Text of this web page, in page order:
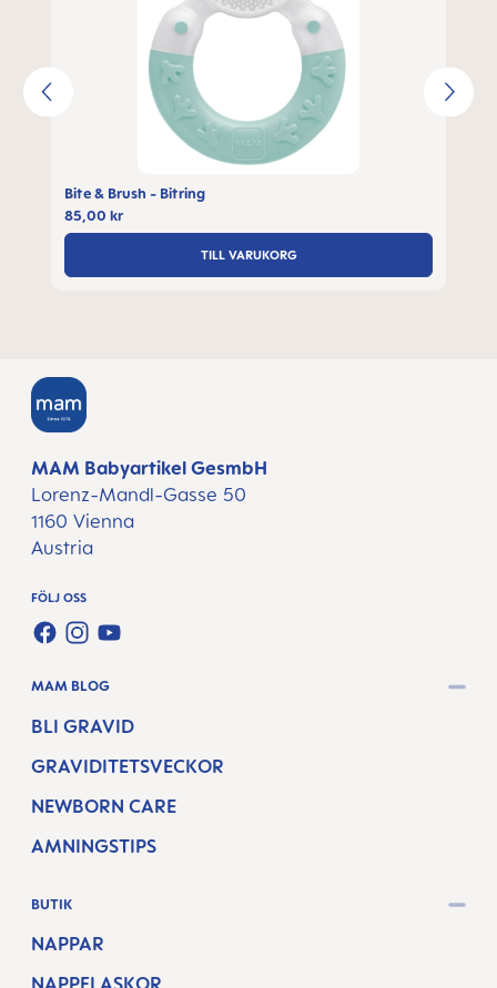
Bite & Brush - Bitring
85,00 kr
TILL VARUKORG
MAM Babyartikel GesmbH
Lorenz-Mandl-Gasse 50
1160 Vienna
Austria
FÖLJ OSS
FACEBOOK
INSTAGRAM
YOUTUBE
MAM BLOG
BLI GRAVID
GRAVIDITETSVECKOR
NEWBORN CARE
AMNINGSTIPS
BUTIK
NAPPAR
NAPPFLASKOR